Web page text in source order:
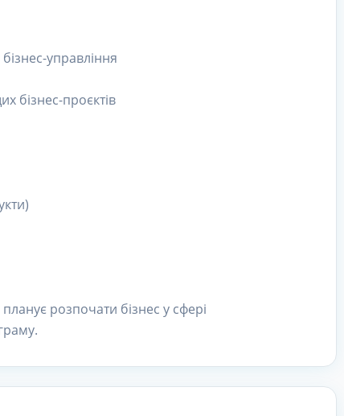
управління
бізнес-проєктів
розпочати бізнес у сфері